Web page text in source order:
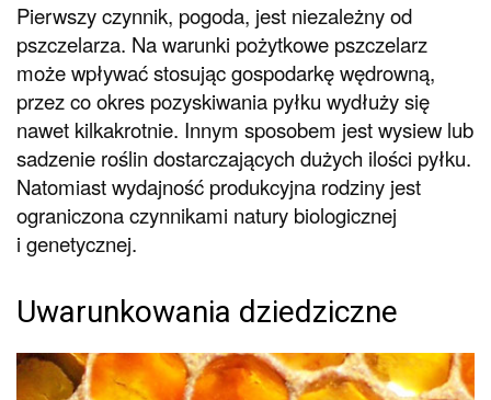
Pierwszy czynnik, pogoda, jest niezależny od
pszczelarza. Na warunki pożytkowe pszczelarz
może wpływać stosując gospodarkę wędrowną,
przez co okres pozyskiwania pyłku wydłuży się
nawet kilkakrotnie. Innym sposobem jest wysiew lub
sadzenie roślin dostarczających dużych ilości pyłku.
Natomiast wydajność produkcyjna rodziny jest
ograniczona czynnikami natury biologicznej
i genetycznej.
Uwarunkowania dziedziczne